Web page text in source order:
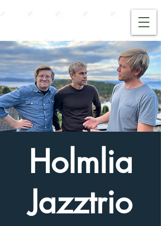
Holmlia
Jazztrio